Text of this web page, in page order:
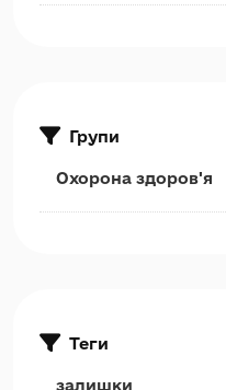
Групи
Охорона здоров'я
Теги
залишки